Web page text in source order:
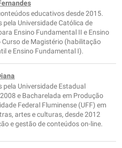
informação que procuro
educativos desde 2015.
pela Universidade Católica de
Ensino Fundamental II e Ensino
de Magistério (habilitação
e Ensino Fundamental I).
pela Universidade Estadual
e Bacharelada em Produção
Federal Fluminense (UFF) em
artes e culturas, desde 2012
e gestão de conteúdos on-line.